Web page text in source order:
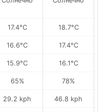
17.4°C
16.6°C
15.9°C
65%
29.2 kph
18.7°C
17.4°C
16.1°C
78%
46.8 kph